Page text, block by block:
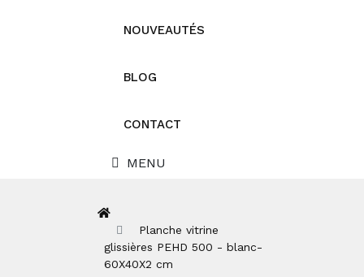
NOUVEAUTÉS
BLOG
CONTACT
MENU
Planche vitrine
glissières PEHD 500 - blanc-
60X40X2 cm